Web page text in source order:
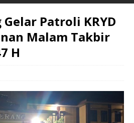
Gelar Patroli KRYD
Malam Takbir
H